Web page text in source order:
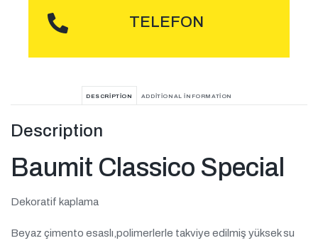
TELEFON
DESCRIPTION ADDITIONAL INFORMATION
Description
Baumit Classico Special
Dekoratif kaplama
Beyaz çimento esaslı,polimerlerle takviye edilmiş yüksek su